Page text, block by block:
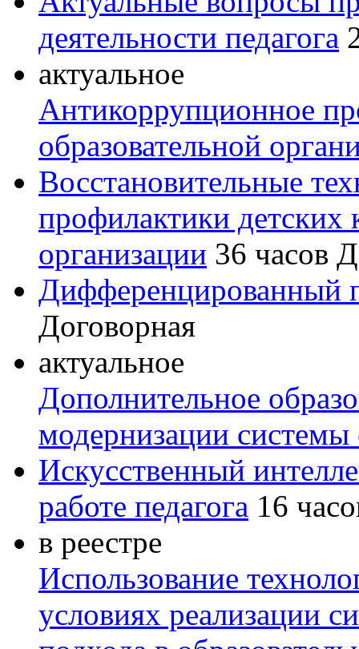
деятельности педагога
актуальное
Антикоррупционное
образовательной
Восстановительные
профилактики детских
организации 36 часов
Дифференцированный
Договорная
актуальное
Дополнительное
модернизации системы
Искусственный
работе педагога 16
в реестре
Использование
условиях реализации